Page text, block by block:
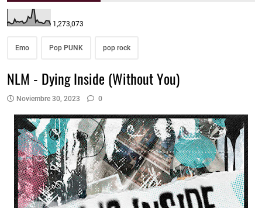
1,273,073
Emo Pop PUNK pop rock
NLM - Dying Inside (Without You)
Noviembre 30, 2023 0